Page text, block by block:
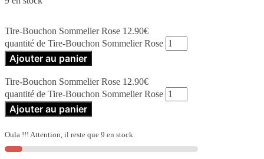
Tire-Bouchon Sommelier Rose 12.90€
quantité de Tire-Bouchon Sommelier Rose
Ajouter au panier
Tire-Bouchon Sommelier Rose 12.90€
quantité de Tire-Bouchon Sommelier Rose
Ajouter au panier
Oula !!! Attention, il reste que 9 en stock.